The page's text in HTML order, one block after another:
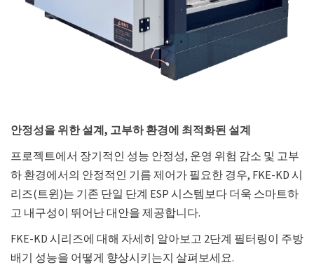
안정성을 위한 설계, 고부하 환경에 최적화된 설계
프로젝트에서 장기적인 성능 안정성, 운영 위험 감소 및 고부
하 환경에서의 안정적인 기름 제어가 필요한 경우, FKE-KD 시
리즈(트윈)는 기존 단일 단계 ESP 시스템보다 더욱 스마트하
고 내구성이 뛰어난 대안을 제공합니다.
FKE-KD 시리즈에 대해 자세히 알아보고 2단계 필터링이 주방
배기 성능을 어떻게 향상시키는지 살펴보세요.